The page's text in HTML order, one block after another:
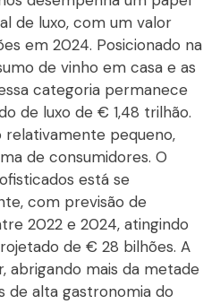
de luxo, com um valor
em 2024. Posicionado na
de vinho em casa e as
categoria permanece
de luxo de € 1,48 trilhão.
relativamente pequeno,
de consumidores. O
está se
com previsão de
2022 e 2024, atingindo
de € 28 bilhões. A
abrigando mais da metade
de alta gastronomia do